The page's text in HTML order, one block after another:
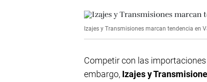
Izajes y Transmisiones marcan tendencia en
Competir con las
embargo, Izajes y